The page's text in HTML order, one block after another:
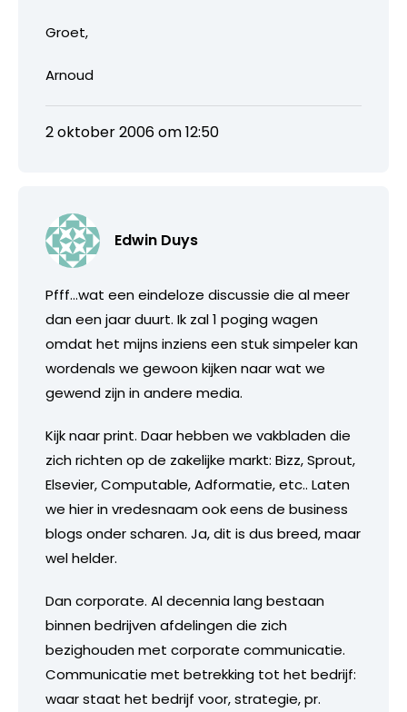
Groet,
Arnoud
2 oktober 2006 om 12:50
Edwin Duys
Pfff…wat een eindeloze discussie die al meer
dan een jaar duurt. Ik zal 1 poging wagen
omdat het mijns inziens een stuk simpeler kan
wordenals we gewoon kijken naar wat we
gewend zijn in andere media.
Kijk naar print. Daar hebben we vakbladen die
zich richten op de zakelijke markt: Bizz, Sprout,
Elsevier, Computable, Adformatie, etc.. Laten
we hier in vredesnaam ook eens de business
blogs onder scharen. Ja, dit is dus breed, maar
wel helder.
Dan corporate. Al decennia lang bestaan
binnen bedrijven afdelingen die zich
bezighouden met corporate communicatie.
Communicatie met betrekking tot het bedrijf:
waar staat het bedrijf voor, strategie, pr.